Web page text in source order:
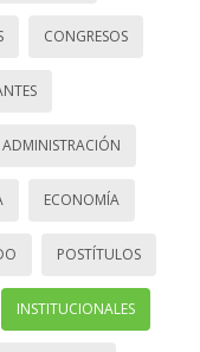
CONGRESOS
ADMINISTRACIÓN
ECONOMÍA
POSTÍTULOS
INSTITUCIONALES